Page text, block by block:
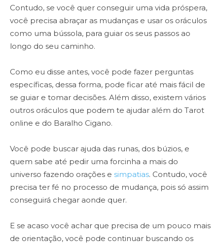
Contudo, se você quer conseguir uma vida próspera,
você precisa abraçar as mudanças e usar os oráculos
como uma bússola, para guiar os seus passos ao
longo do seu caminho.
Como eu disse antes, você pode fazer perguntas
específicas, dessa forma, pode ficar até mais fácil de
se guiar e tomar decisões. Além disso, existem vários
outros oráculos que podem te ajudar além do Tarot
online e do Baralho Cigano.
Você pode buscar ajuda das runas, dos búzios, e
quem sabe até pedir uma forcinha a mais do
universo fazendo orações e simpatias. Contudo, você
precisa ter fé no processo de mudança, pois só assim
conseguirá chegar aonde quer.
E se acaso você achar que precisa de um pouco mais
de orientação, você pode continuar buscando os